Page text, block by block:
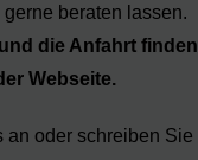
beraten lassen.
die Anfahrt finden
Webseite.
an oder schreiben Sie